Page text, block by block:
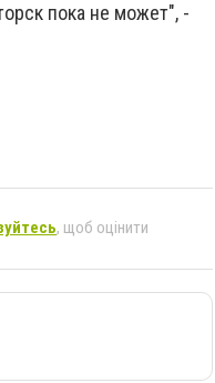
пока не может", -
, щоб оцінити